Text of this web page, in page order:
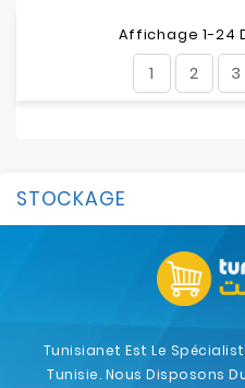
Affichage 1-24
1 2 3
STOCKAGE
Tunisianet Est Le
Tunisie. Nous Disposons